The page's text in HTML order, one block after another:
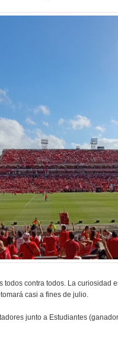
contra todos. La curiosidad
casi a fines de julio.
junto a Estudiantes